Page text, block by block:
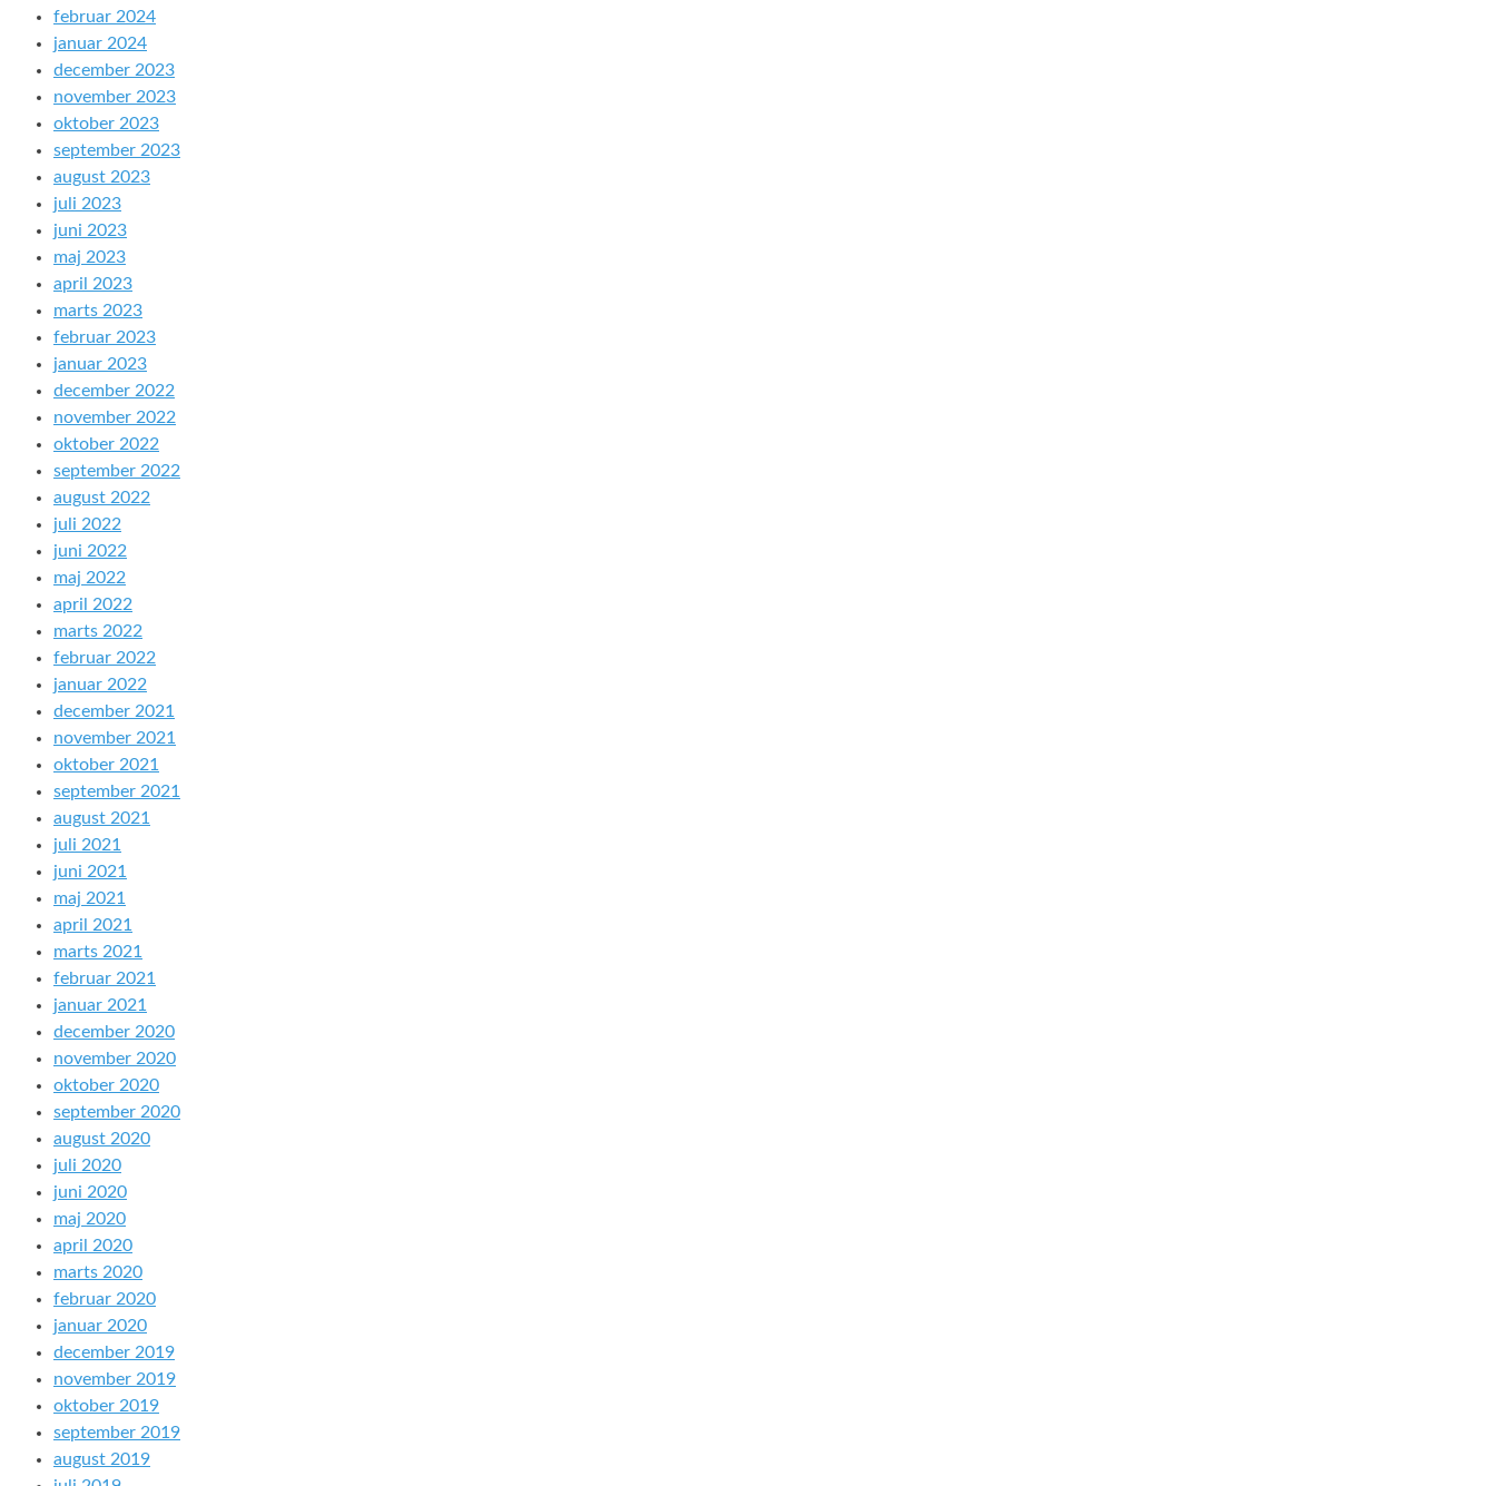
februar 2024
januar 2024
december 2023
november 2023
oktober 2023
september 2023
august 2023
juli 2023
juni 2023
maj 2023
april 2023
marts 2023
februar 2023
januar 2023
december 2022
november 2022
oktober 2022
september 2022
august 2022
juli 2022
juni 2022
maj 2022
april 2022
marts 2022
februar 2022
januar 2022
december 2021
november 2021
oktober 2021
september 2021
august 2021
juli 2021
juni 2021
maj 2021
april 2021
marts 2021
februar 2021
januar 2021
december 2020
november 2020
oktober 2020
september 2020
august 2020
juli 2020
juni 2020
maj 2020
april 2020
marts 2020
februar 2020
januar 2020
december 2019
november 2019
oktober 2019
september 2019
august 2019